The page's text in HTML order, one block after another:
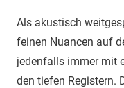
Als akustisch
feinen Nuancen auf
jedenfalls immer mit
den tiefen Registern.